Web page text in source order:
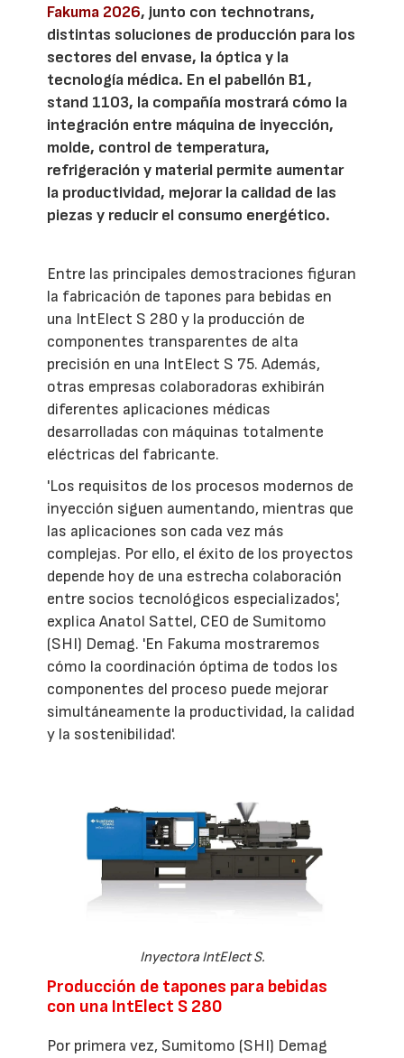
Fakuma 2026, junto con technotrans,
distintas soluciones de producción para los
sectores del envase, la óptica y la
tecnología médica. En el pabellón B1,
stand 1103, la compañía mostrará cómo la
integración entre máquina de inyección,
molde, control de temperatura,
refrigeración y material permite aumentar
la productividad, mejorar la calidad de las
piezas y reducir el consumo energético.
Entre las principales demostraciones figuran
la fabricación de tapones para bebidas en
una IntElect S 280 y la producción de
componentes transparentes de alta
precisión en una IntElect S 75. Además,
otras empresas colaboradoras exhibirán
diferentes aplicaciones médicas
desarrolladas con máquinas totalmente
eléctricas del fabricante.
'Los requisitos de los procesos modernos de
inyección siguen aumentando, mientras que
las aplicaciones son cada vez más
complejas. Por ello, el éxito de los proyectos
depende hoy de una estrecha colaboración
entre socios tecnológicos especializados',
explica Anatol Sattel, CEO de Sumitomo
(SHI) Demag. 'En Fakuma mostraremos
cómo la coordinación óptima de todos los
componentes del proceso puede mejorar
simultáneamente la productividad, la calidad
y la sostenibilidad'.
Inyectora IntElect S.
Producción de tapones para bebidas
con una IntElect S 280
Por primera vez, Sumitomo (SHI) Demag